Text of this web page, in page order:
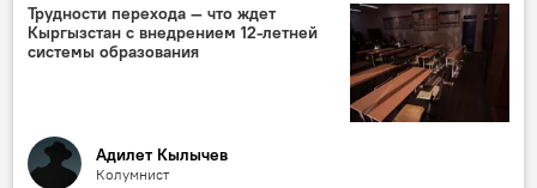
Трудности перехода — что ждет
Кыргызстан с внедрением 12-летней
системы образования
Адилет Кылычев
Колумнист